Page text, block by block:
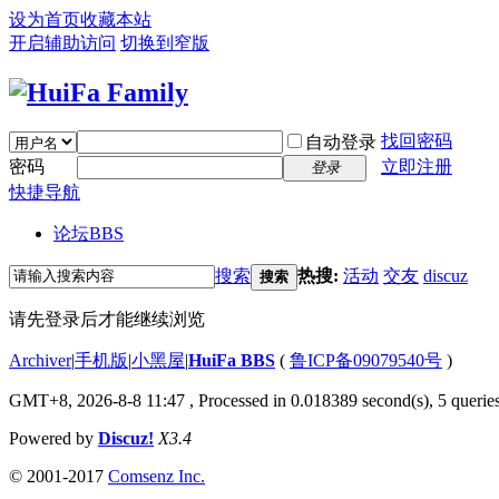
设为首页收藏本站
开启辅助访问 切换到窄版
自动登录 找回密码
密码
登录
立即注册
快捷导航
论坛BBS
搜索 搜索 热搜: 活动 交友 discuz
请先登录后才能继续浏览
Archiver|手机版|小黑屋|HuiFa BBS ( 鲁ICP备09079540号 )
GMT+8, 2026-8-8 11:47 , Processed in 0.018389 second(s), 5
Powered by Discuz! X3.4
© 2001-2017 Comsenz Inc.